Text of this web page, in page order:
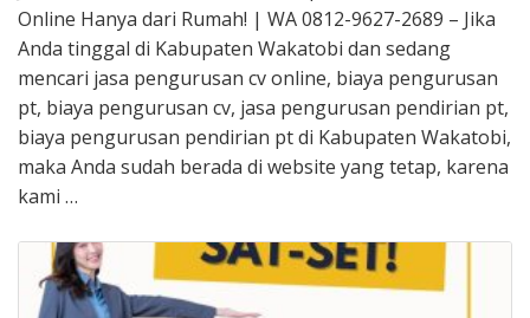
Online Hanya dari Rumah! | WA 0812-9627-2689 – Jika
Anda tinggal di Kabupaten Wakatobi dan sedang
mencari jasa pengurusan cv online, biaya pengurusan
pt, biaya pengurusan cv, jasa pengurusan pendirian pt,
biaya pengurusan pendirian pt di Kabupaten Wakatobi,
maka Anda sudah berada di website yang tetap, karena
kami …